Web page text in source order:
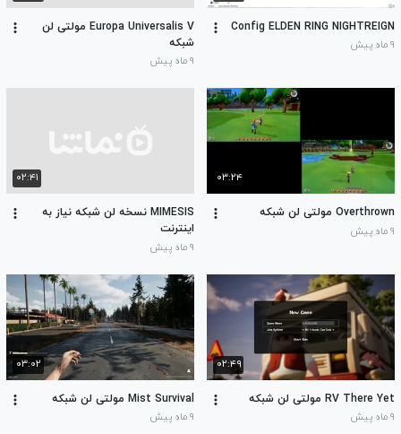
Config ELDEN RING NIGHTREIGN
۹ ماه پیش
Europa Universalis V مولتی لن
شبکه
۹ ماه پیش
۰۳:۲۴
Overthrown مولتی لن شبکه
۹ ماه پیش
۰۲:۴۱
MIMESIS نسخه لن شبکه نیاز به
اینترنت
۹ ماه پیش
۰۲:۴۹
RV There Yet مولتی لن شبکه
۹ ماه پیش
۰۳:۰۲
Mist Survival مولتی لن شبکه
۹ ماه پیش